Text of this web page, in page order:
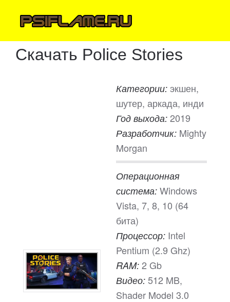
Скачать Police Stories
Категории: экшен,
шутер, аркада, инди
Год выхода: 2019
Разработчик: Mighty
Morgan
Операционная
система: Windows
Vista, 7, 8, 10 (64
бита)
Процессор: Intel
Pentium (2.9 Ghz)
RAM: 2 Gb
Видео: 512 MB,
Shader Model 3.0